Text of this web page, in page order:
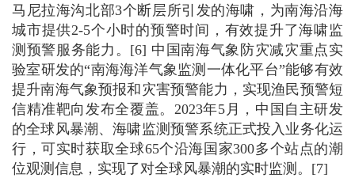
马尼拉海沟北部3个断层所引发的海啸，为南海沿海
城市提供2-5个小时的预警时间，有效提升了海啸监
测预警服务能力。[6] 中国南海气象防灾减灾重点实
验室研发的“南海海洋气象监测一体化平台”能够有效
提升南海气象预报和灾害预警能力，实现渔民预警短
信精准靶向发布全覆盖。2023年5月，中国自主研发
的全球风暴潮、海啸监测预警系统正式投入业务化运
行，可实时获取全球65个沿海国家300多个站点的潮
位观测信息，实现了对全球风暴潮的实时监测。[7]